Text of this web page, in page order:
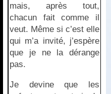
mais, après tout,
chacun fait comme il
veut. Même si c’est elle
qui m’a invité, j’espère
que je ne la dérange
pas.
Je devine que les